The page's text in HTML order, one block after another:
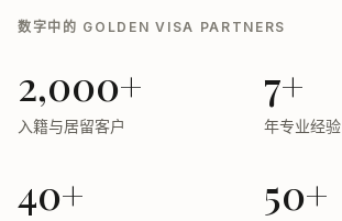
数字中的 GOLDEN VISA PARTNERS
2,000+
入籍与居留客户
7+
年专业经验
40+ 50+